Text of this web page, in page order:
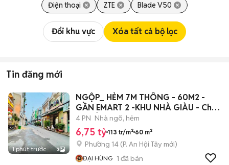
Điện thoại ZTE Blade V50
Đổi khu vực Xóa tất cả bộ lọc
Tin đăng mới
1 phút trước 3
NGỘP_ HẺM 7M THÔNG - 60M2 -
GẦN EMART 2 -KHU NHÀ GIÀU - Chỉ
6.x TỶ
4 PN Nhà ngõ, hẻm
6,75 tỷ 113 tr/m² 60 m²
Phường 14 (P. An Hội Tây mới)
ĐẠI HÙNG 1 đã bán